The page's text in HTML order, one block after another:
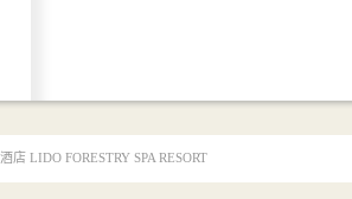
店 LIDO FORESTRY SPA RESORT